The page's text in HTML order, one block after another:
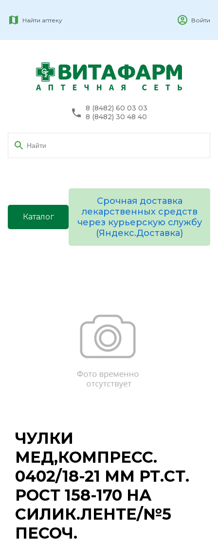
Найти аптеку Войти
8 (8482) 60 03 03
8 (8482) 30 48 40
Каталог
Срочная доставка
лекарственных средств
через курьерскую службу
(Яндекс.Доставка)
ЧУЛКИ
МЕД,КОМПРЕСС.
0402/18-21 ММ РТ.СТ.
РОСТ 158-170 НА
СИЛИК.ЛЕНТЕ/№5
ПЕСОЧ.